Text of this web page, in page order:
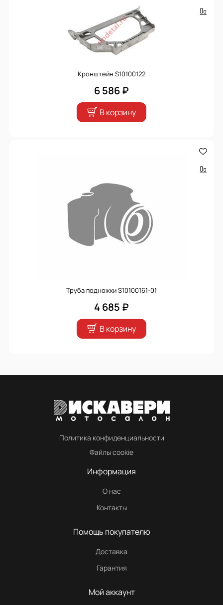
Кронштейн S10100122
6 586 ₽
В корзину
Труба подножки S10100161-01
4 685 ₽
В корзину
Политика конфиденциальности
Файлы cookie
Информация
О нас
Контакты
Помощь покупателю
Доставка
Гарантия
Мой аккаунт